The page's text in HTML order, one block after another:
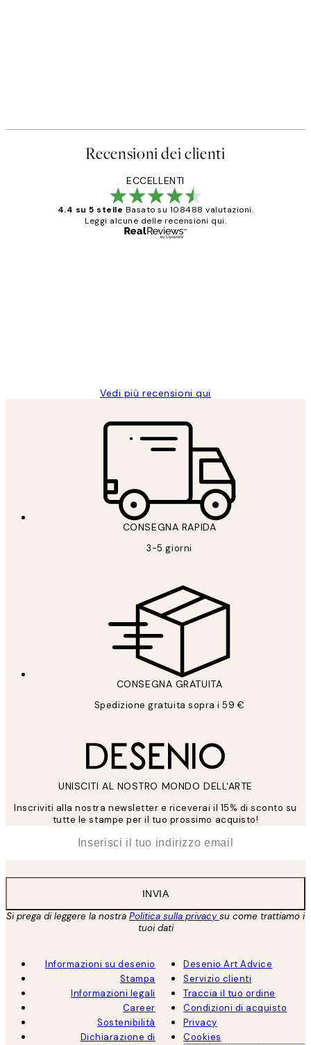
Recensioni dei clienti
ECCELLENTI
4.4 su 5 stelle Basato su 108488 valutazioni.
Leggi alcune delle recensioni qui.
Vedi più recensioni qui
CONSEGNA RAPIDA
3-5 giorni
CONSEGNA GRATUITA
Spedizione gratuita sopra i 59 €
UNISCITI AL NOSTRO MONDO DELL'ARTE
Inscriviti alla nostra newsletter e riceverai il 15% di sconto su
tutte le stampe per il tuo prossimo acquisto!
INVIA
Si prega di leggere la nostra Politica sulla privacysu come trattiamo i
tuoi dati
Informazioni su desenio
Stampa
Informazioni legali
Career
Sostenibilità
Dichiarazione di
Desenio Art Advice
Servizio clienti
Traccia il tuo ordine
Condizioni di acquisto
Privacy
Cookies